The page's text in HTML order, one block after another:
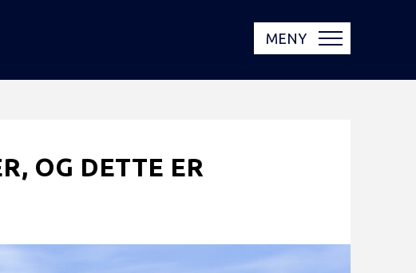
MENY
OG DETTE ER